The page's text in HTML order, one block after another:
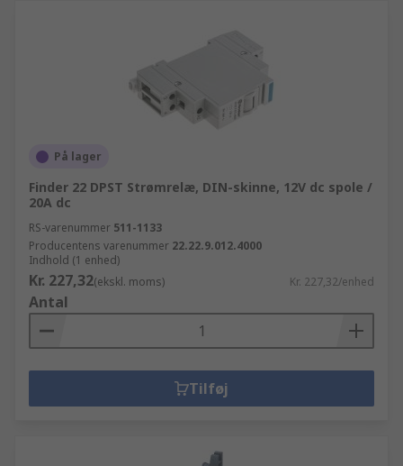
På lager
Finder 22 DPST Strømrelæ, DIN-skinne, 12V dc spole /
20A dc
RS-varenummer 511-1133
Producentens varenummer 22.22.9.012.4000
Indhold (1 enhed)
Kr. 227,32(ekskl. moms) Kr. 227,32/enhed
Antal
Tilføj